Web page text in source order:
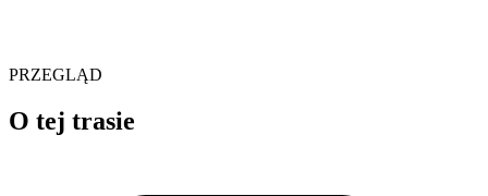
PRZEGLĄD
O tej trasie